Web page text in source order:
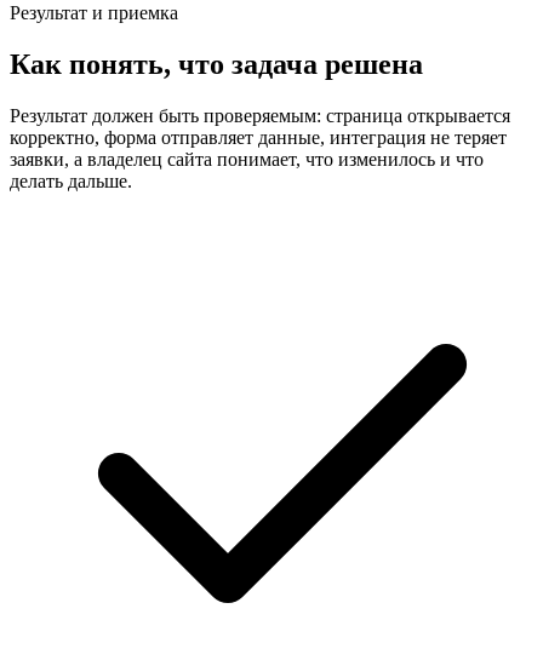
Результат и приемка
Как понять, что задача решена
Результат должен быть проверяемым: страница открывается
корректно, форма отправляет данные, интеграция не теряет
заявки, а владелец сайта понимает, что изменилось и что
делать дальше.